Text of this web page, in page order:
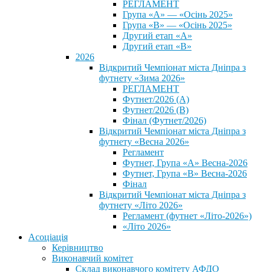
РЕГЛАМЕНТ
Група «А» — «Осінь 2025»
Група «В» — «Осінь 2025»
Другий етап «А»
Другий етап «В»
2026
Відкритий Чемпіонат міста Дніпра з
футнету «Зима 2026»
РЕГЛАМЕНТ
Футнет/2026 (А)
Футнет/2026 (В)
Фінал (Футнет/2026)
Відкритий Чемпіонат міста Дніпра з
футнету «Весна 2026»
Регламент
Футнет, Група «А» Весна-2026
Футнет, Група «В» Весна-2026
Фінал
Відкритий Чемпіонат міста Дніпра з
футнету «Літо 2026»
Регламент (футнет «Літо-2026»)
«Літо 2026»
Асоціація
Керівництво
Виконавчий комітет
Склад виконавчого комітету АФДО